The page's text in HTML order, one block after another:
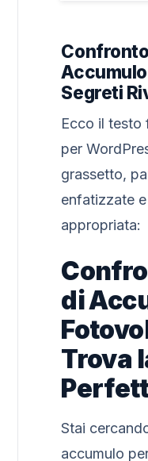
Segreti
Ecco il testo
per
grassetto,
enfatizzate
appropriata:
di
Trova
Stai
accumulo